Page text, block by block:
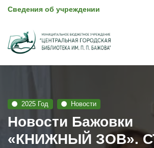
Сведения об учреждении
2025 Год Новости
Новости Бажовки
«КНИЖНЫЙ ЗОВ».